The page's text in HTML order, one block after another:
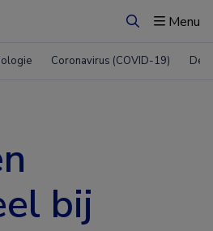
ZoekenMenu
Coronavirus (COVID-19)
bij